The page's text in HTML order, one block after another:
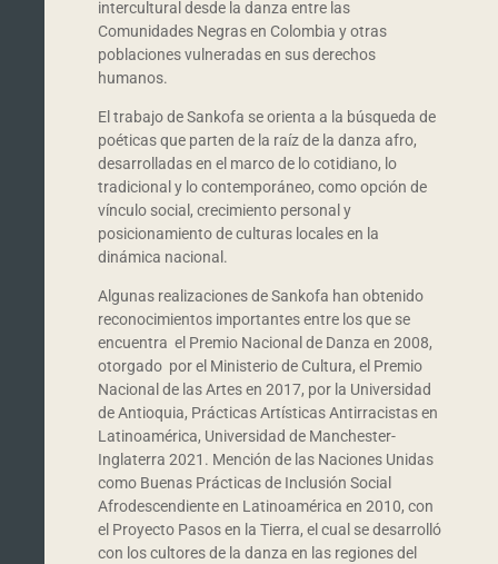
intercultural desde la danza entre las
Comunidades Negras en Colombia y otras
poblaciones vulneradas en sus derechos
humanos.
El trabajo de Sankofa se orienta a la búsqueda de
poéticas que parten de la raíz de la danza afro,
desarrolladas en el marco de lo cotidiano, lo
tradicional y lo contemporáneo, como opción de
vínculo social, crecimiento personal y
posicionamiento de culturas locales en la
dinámica nacional.
Algunas realizaciones de Sankofa han obtenido
reconocimientos importantes entre los que se
encuentra el Premio Nacional de Danza en 2008,
otorgado por el Ministerio de Cultura, el Premio
Nacional de las Artes en 2017, por la Universidad
de Antioquia, Prácticas Artísticas Antirracistas en
Latinoamérica, Universidad de Manchester-
Inglaterra 2021. Mención de las Naciones Unidas
como Buenas Prácticas de Inclusión Social
Afrodescendiente en Latinoamérica en 2010, con
el Proyecto Pasos en la Tierra, el cual se desarrolló
con los cultores de la danza en las regiones del